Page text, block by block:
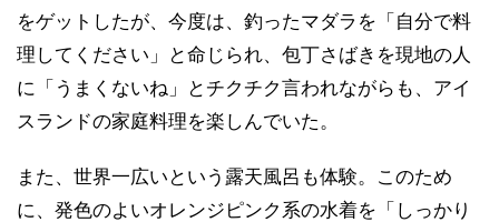
をゲットしたが、今度は、釣ったマダラを「自分で料
理してください」と命じられ、包丁さばきを現地の人
に「うまくないね」とチクチク言われながらも、アイ
スランドの家庭料理を楽しんでいた。
また、世界一広いという露天風呂も体験。このため
に、発色のよいオレンジピンク系の水着を「しっかり